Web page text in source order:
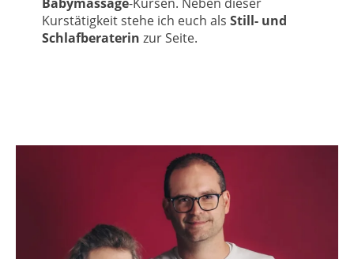
Kurstätigkeit stehe ich euch als Still- und
Schlafberaterin zur Seite.